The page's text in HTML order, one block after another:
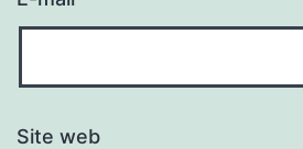
Site web